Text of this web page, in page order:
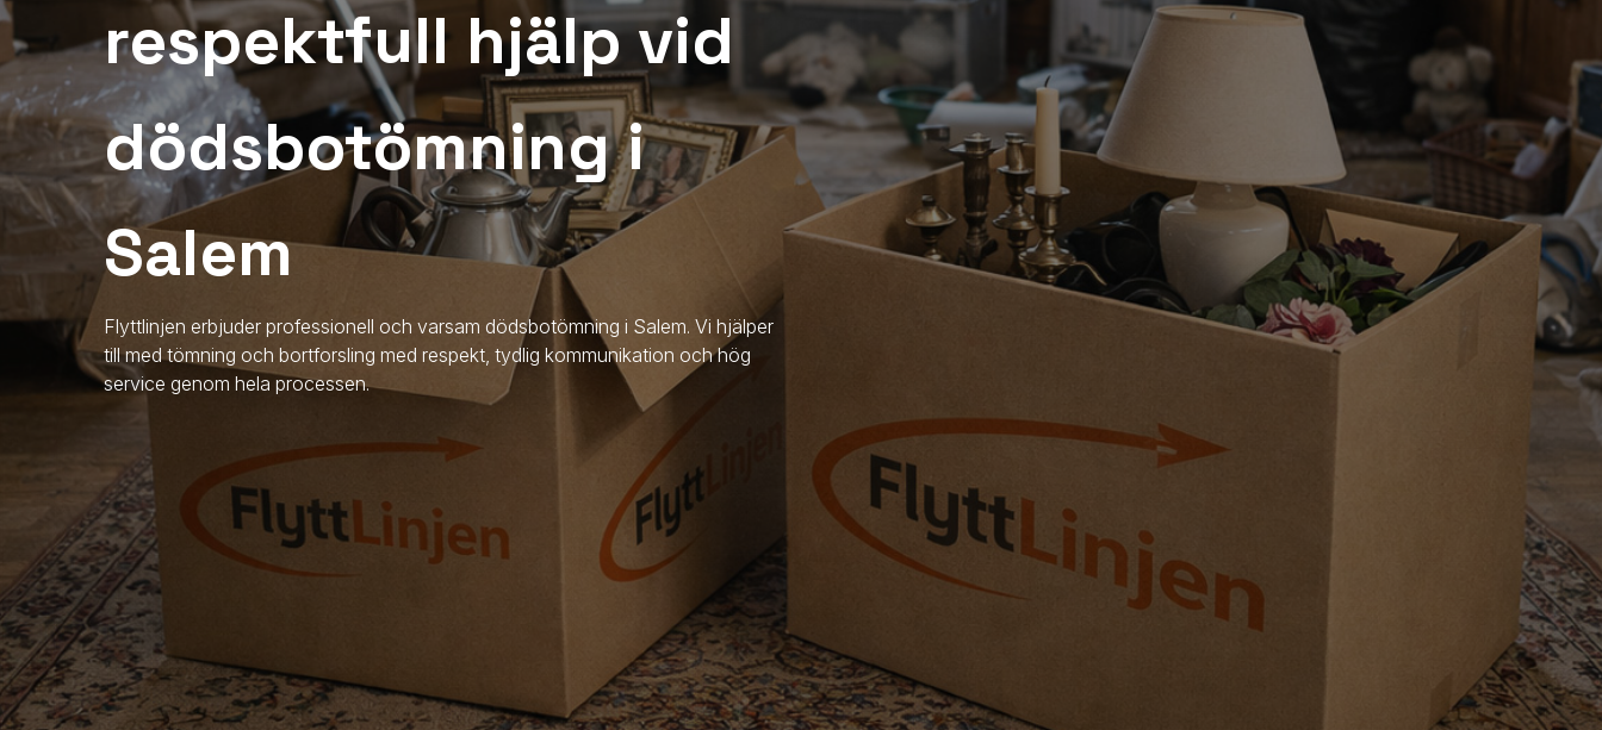
respektfull hjälp vid
dödsbotömning i
Salem
Flyttlinjen erbjuder professionell och varsam dödsbotömning i Salem. Vi hjälper
till med tömning och bortforsling med respekt, tydlig kommunikation och hög
service genom hela processen.